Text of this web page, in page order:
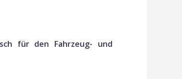
für den Fahrzeug- und